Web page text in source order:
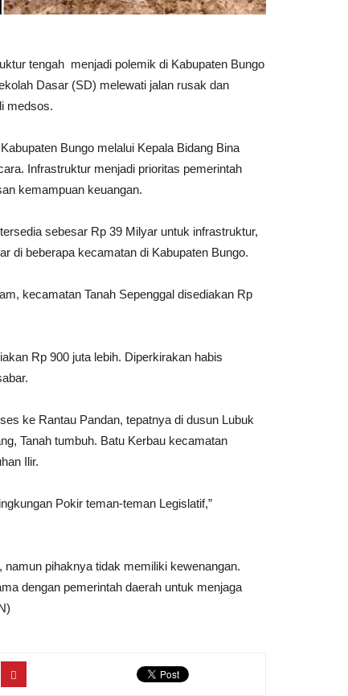
tengah menjadi polemik di Kabupaten Bungo
Dasar (SD) melewati jalan rusak dan
medsos.
Bungo melalui Kepala Bidang Bina
Infrastruktur menjadi prioritas pemerintah
kemampuan keuangan.
sebesar Rp 39 Milyar untuk infrastruktur,
di beberapa kecamatan di Kabupaten Bungo.
kecamatan Tanah Sepenggal disediakan Rp
Rp 900 juta lebih. Diperkirakan habis
ke Rantau Pandan, tepatnya di dusun Lubuk
Tanah tumbuh. Batu Kerbau kecamatan
Ilir.
Pokir teman-teman Legislatif,”
pihaknya tidak memiliki kewenangan.
dengan pemerintah daerah untuk menjaga